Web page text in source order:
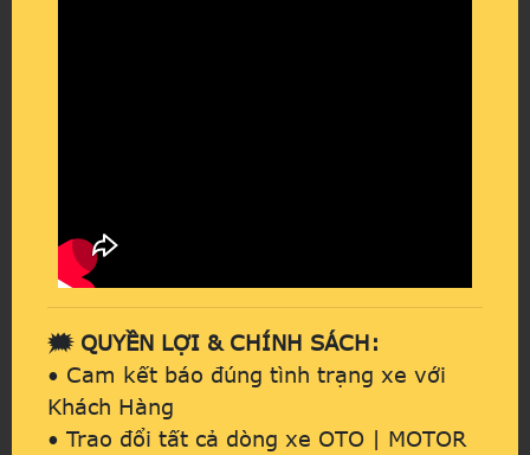
🗯️ QUYỀN LỢI & CHÍNH SÁCH:
• Cam kết báo đúng tình trạng xe với
Khách Hàng
• Trao đổi tất cả dòng xe OTO | MOTOR